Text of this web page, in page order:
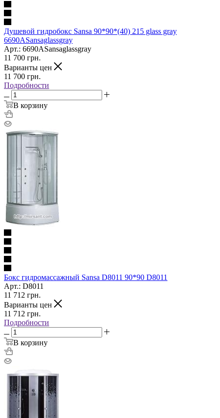
Душевой гидробокс Sansa 90*90*(40) 215 glass gray
6690ASansaglassgray
Арт.: 6690ASansaglassgray
11 700 грн.
Варианты цен
11 700 грн.
Подробности
В корзину
Бокс гидромассажный Sansa D8011 90*90 D8011
Арт.: D8011
11 712 грн.
Варианты цен
11 712 грн.
Подробности
В корзину